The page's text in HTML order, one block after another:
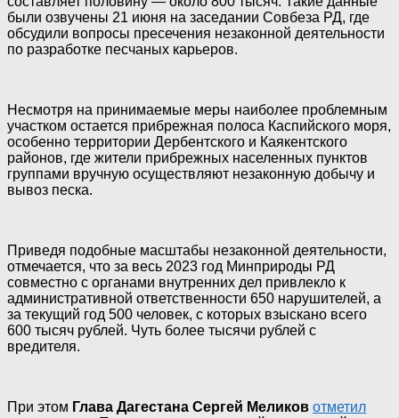
были озвучены 21 июня на заседании Совбеза РД, где
обсудили вопросы пресечения незаконной деятельности
по разработке песчаных карьеров.
Несмотря на принимаемые меры наиболее проблемным
участком остается прибрежная полоса Каспийского моря,
особенно территории Дербентского и Каякентского
районов, где жители прибрежных населенных пунктов
группами вручную осуществляют незаконную добычу и
вывоз песка.
Приведя подобные масштабы незаконной деятельности,
отмечается, что за весь 2023 год Минприроды РД
совместно с органами внутренних дел привлекло к
административной ответственности 650 нарушителей, а
за текущий год 500 человек, с которых взыскано всего
600 тысяч рублей. Чуть более тысячи рублей с
вредителя.
При этом Глава Дагестана Сергей Меликов отметил